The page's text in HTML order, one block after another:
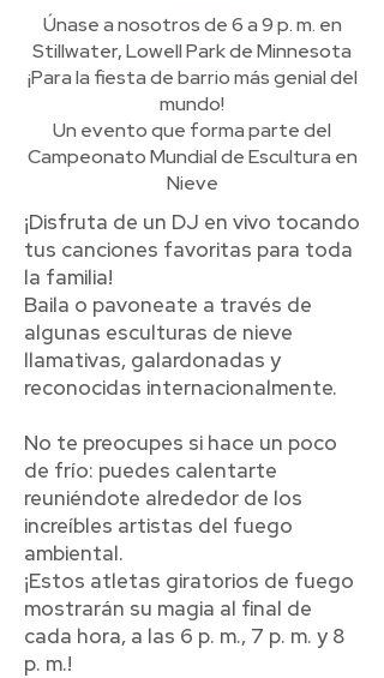
Únase a nosotros de 6 a 9 p. m. en
Stillwater, Lowell Park de Minnesota
¡Para la fiesta de barrio más genial del
mundo!
Un evento que forma parte del
Campeonato Mundial de Escultura en
Nieve
¡Disfruta de un DJ en vivo tocando
tus canciones favoritas para toda
la familia!
Baila o pavoneate a través de
algunas esculturas de nieve
llamativas, galardonadas y
reconocidas internacionalmente.
No te preocupes si hace un poco
de frío: puedes calentarte
reuniéndote alrededor de los
increíbles artistas del fuego
ambiental.
¡Estos atletas giratorios de fuego
mostrarán su magia al final de
cada hora, a las 6 p. m., 7 p. m. y 8
p. m.!